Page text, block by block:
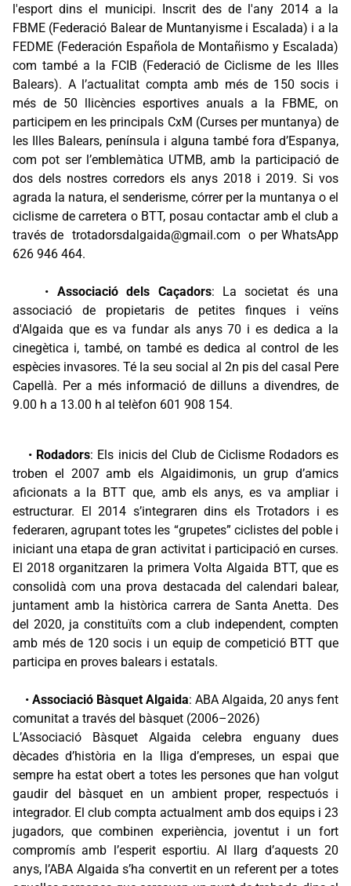
l'esport dins el municipi. Inscrit des de l'any 2014 a la
FBME (Federació Balear de Muntanyisme i Escalada) i a la
FEDME (Federación Española de Montañismo y Escalada)
com també a la FCIB (Federació de Ciclisme de les Illes
Balears). A l’actualitat compta amb més de 150 socis i
més de 50 llicències esportives anuals a la FBME, on
participem en les principals CxM (Curses per muntanya) de
les Illes Balears, península i alguna també fora d’Espanya,
com pot ser l’emblemàtica UTMB, amb la participació de
dos dels nostres corredors els anys 2018 i 2019. Si vos
agrada la natura, el senderisme, córrer per la muntanya o el
ciclisme de carretera o BTT, posau contactar amb el club a
través de trotadorsdalgaida@gmail.com o per WhatsApp
626 946 464.
• Associació dels Caçadors: La societat és una
associació de propietaris de petites finques i veïns
d'Algaida que es va fundar als anys 70 i es dedica a la
cinegètica i, també, on també es dedica al control de les
espècies invasores. Té la seu social al 2n pis del casal Pere
Capellà. Per a més informació de dilluns a divendres, de
9.00 h a 13.00 h al telèfon 601 908 154.
• Rodadors: Els inicis del Club de Ciclisme Rodadors es
troben el 2007 amb els Algaidimonis, un grup d’amics
aficionats a la BTT que, amb els anys, es va ampliar i
estructurar. El 2014 s’integraren dins els Trotadors i es
federaren, agrupant totes les “grupetes” ciclistes del poble i
iniciant una etapa de gran activitat i participació en curses.
El 2018 organitzaren la primera Volta Algaida BTT, que es
consolidà com una prova destacada del calendari balear,
juntament amb la històrica carrera de Santa Anetta. Des
del 2020, ja constituïts com a club independent, compten
amb més de 120 socis i un equip de competició BTT que
participa en proves balears i estatals.
• Associació Bàsquet Algaida: ABA Algaida, 20 anys fent
comunitat a través del bàsquet (2006–2026)
L’Associació Bàsquet Algaida celebra enguany dues
dècades d’història en la lliga d’empreses, un espai que
sempre ha estat obert a totes les persones que han volgut
gaudir del bàsquet en un ambient proper, respectuós i
integrador. El club compta actualment amb dos equips i 23
jugadors, que combinen experiència, joventut i un fort
compromís amb l’esperit esportiu. Al llarg d’aquests 20
anys, l’ABA Algaida s’ha convertit en un referent per a totes